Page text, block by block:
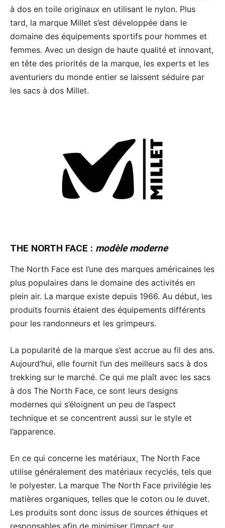
à dos en toile originaux en utilisant le nylon. Plus
tard, la marque Millet s’est développée dans le
domaine des équipements sportifs pour hommes et
femmes. Avec un design de haute qualité et innovant,
en tête des priorités de la marque, les experts et les
aventuriers du monde entier se laissent séduire par
les sacs à dos Millet.
THE NORTH FACE : modèle moderne
The North Face est l’une des marques américaines les
plus populaires dans le domaine des activités en
plein air. La marque existe depuis 1966. Au début, les
produits fournis étaient des équipements différents
pour les randonneurs et les grimpeurs.
La popularité de la marque s’est accrue au fil des ans.
Aujourd’hui, elle fournit l’un des meilleurs sacs à dos
trekking sur le marché. Ce qui me plaît avec les sacs
à dos The North Face, ce sont leurs designs
modernes qui s’éloignent un peu de l’aspect
technique et se concentrent aussi sur le style et
l’apparence.
En ce qui concerne les matériaux, The North Face
utilise généralement des matériaux recyclés, tels que
le polyester. La marque The North Face privilégie les
matières organiques, telles que le coton ou le duvet.
Les produits sont donc issus de sources éthiques et